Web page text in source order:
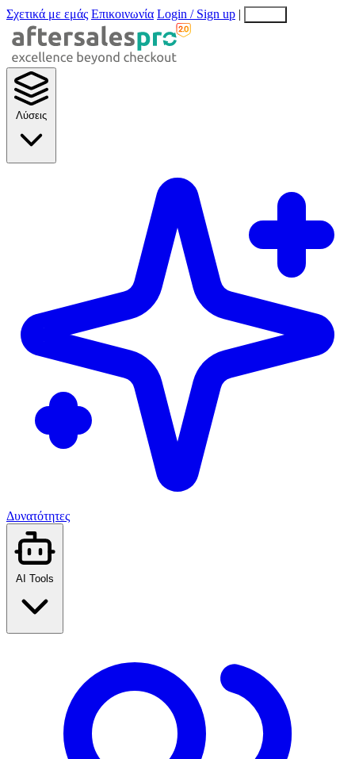
Σχετικά με εμάς Επικοινωνία Login / Sign up |
Λύσεις
Δυνατότητες
AI Tools